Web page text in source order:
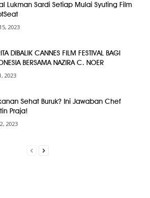
Lukman Sardi Setiap Mulai Syuting Film
2023
DIBALIK CANNES FILM FESTIVAL BAGI
BERSAMA NAZIRA C. NOER
2023
Sehat Buruk? Ini Jawaban Chef
Praja!
2023